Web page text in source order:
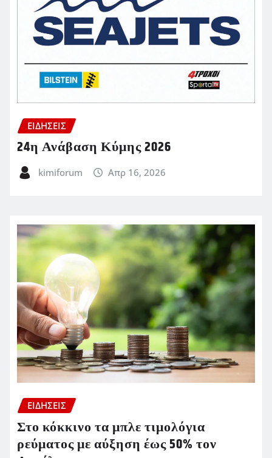
ΕΙΔΗΣΕΙΣ
24η Ανάβαση Κύμης 2026
kimiforum Απρ 16, 2026
ΕΙΔΗΣΕΙΣ
Στο κόκκινο τα μπλε τιμολόγια
ρεύματος με αύξηση έως 50% τον